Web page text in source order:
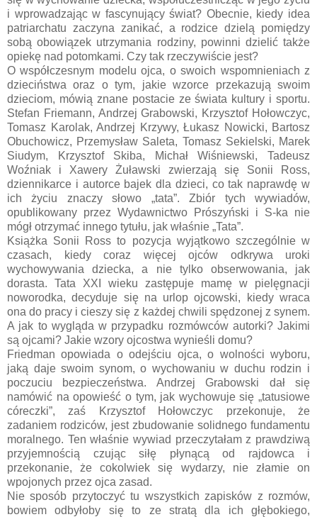
i wprowadzając w fascynujący świat? Obecnie, kiedy idea
patriarchatu zaczyna zanikać, a rodzice dzielą pomiędzy
sobą obowiązek utrzymania rodziny, powinni dzielić także
opiekę nad potomkami. Czy tak rzeczywiście jest?
O współczesnym modelu ojca, o swoich wspomnieniach z
dzieciństwa oraz o tym, jakie wzorce przekazują swoim
dzieciom, mówią znane postacie ze świata kultury i sportu.
Stefan Friemann, Andrzej Grabowski, Krzysztof Hołowczyc,
Tomasz Karolak, Andrzej Krzywy, Łukasz Nowicki, Bartosz
Obuchowicz, Przemysław Saleta, Tomasz Sekielski, Marek
Siudym, Krzysztof Skiba, Michał Wiśniewski, Tadeusz
Woźniak i Xawery Żuławski zwierzają się Sonii Ross,
dziennikarce i autorce bajek dla dzieci, co tak naprawdę w
ich życiu znaczy słowo „tata”. Zbiór tych wywiadów,
opublikowany przez Wydawnictwo Prószyński i S-ka nie
mógł otrzymać innego tytułu, jak właśnie „Tata”.
Książka Sonii Ross to pozycja wyjątkowo szczególnie w
czasach, kiedy coraz więcej ojców odkrywa uroki
wychowywania dziecka, a nie tylko obserwowania, jak
dorasta. Tata XXI wieku zastępuje mamę w pielęgnacji
noworodka, decyduje się na urlop ojcowski, kiedy wraca
ona do pracy i cieszy się z każdej chwili spędzonej z synem.
A jak to wygląda w przypadku rozmówców autorki? Jakimi
są ojcami? Jakie wzory ojcostwa wynieśli domu?
Friedman opowiada o odejściu ojca, o wolności wyboru,
jaką daje swoim synom, o wychowaniu w duchu rodzin i
poczuciu bezpieczeństwa. Andrzej Grabowski dał się
namówić na opowieść o tym, jak wychowuje się „tatusiowe
córeczki”, zaś Krzysztof Hołowczyc przekonuje, że
zadaniem rodziców, jest zbudowanie solidnego fundamentu
moralnego. Ten właśnie wywiad przeczytałam z prawdziwą
przyjemnością czując siłę płynącą od rajdowca i
przekonanie, że cokolwiek się wydarzy, nie złamie on
wpojonych przez ojca zasad.
Nie sposób przytoczyć tu wszystkich zapisków z rozmów,
bowiem odbyłoby się to ze stratą dla ich głębokiego,